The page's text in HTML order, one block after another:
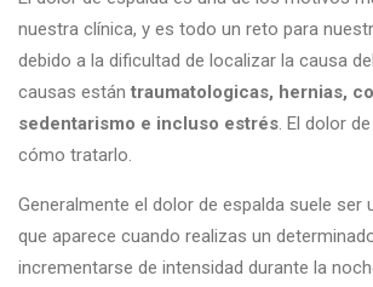
nuestra clínica, y es todo un reto para
debido a la dificultad de localizar la causa
causas están traumatologicas, hernias,
sedentarismo e incluso estrés. El dolor
cómo tratarlo.
Generalmente el dolor de espalda suele ser
que aparece cuando realizas un
incrementarse de intensidad durante la